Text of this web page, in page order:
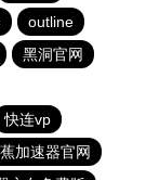
outline
黑洞官网
快连vp
加速器官网